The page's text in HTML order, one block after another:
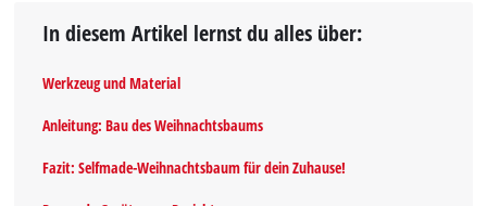
In diesem Artikel lernst du alles über:
Werkzeug und Material
Anleitung: Bau des Weihnachtsbaums
Fazit: Selfmade-Weihnachtsbaum für dein Zuhause!